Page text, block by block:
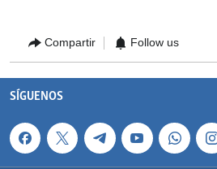
Compartir Follow us
SÍGUENOS